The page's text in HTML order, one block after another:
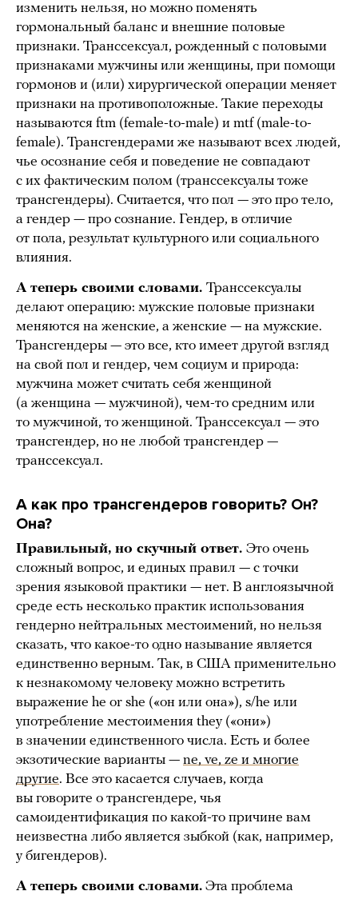
изменить нельзя, но можно поменять
гормональный баланс и внешние половые
признаки. Транссексуал, рожденный с половыми
признаками мужчины или женщины, при помощи
гормонов и (или) хирургической операции меняет
признаки на противоположные. Такие переходы
называются ftm (female-to-male) и mtf (male-to-
female). Трансгендерами же называют всех людей,
чье осознание себя и поведение не совпадают
с их фактическим полом (транссексуалы тоже
трансгендеры). Считается, что пол — это про тело,
а гендер — про сознание. Гендер, в отличие
от пола, результат культурного или социального
влияния.
А теперь своими словами. Транссексуалы
делают операцию: мужские половые признаки
меняются на женские, а женские — на мужские.
Трансгендеры — это все, кто имеет другой взгляд
на свой пол и гендер, чем социум и природа:
мужчина может считать себя женщиной
(а женщина — мужчиной), чем-то средним или
то мужчиной, то женщиной. Транссексуал — это
трансгендер, но не любой трансгендер —
транссексуал.
А как про трансгендеров говорить? Он?
Она?
Правильный, но скучный ответ. Это очень
сложный вопрос, и единых правил — с точки
зрения языковой практики — нет. В англоязычной
среде есть несколько практик использования
гендерно нейтральных местоимений, но нельзя
сказать, что какое-то одно называние является
единственно верным. Так, в США применительно
к незнакомому человеку можно встретить
выражение he or she («он или она»), s/he или
употребление местоимения they («они»)
в значении единственного числа. Есть и более
экзотические варианты — ne, ve, ze и многие
другие. Все это касается случаев, когда
вы говорите о трансгендере, чья
самоидентификация по какой-то причине вам
неизвестна либо является зыбкой (как, например,
у бигендеров).
А теперь своими словами. Эта проблема